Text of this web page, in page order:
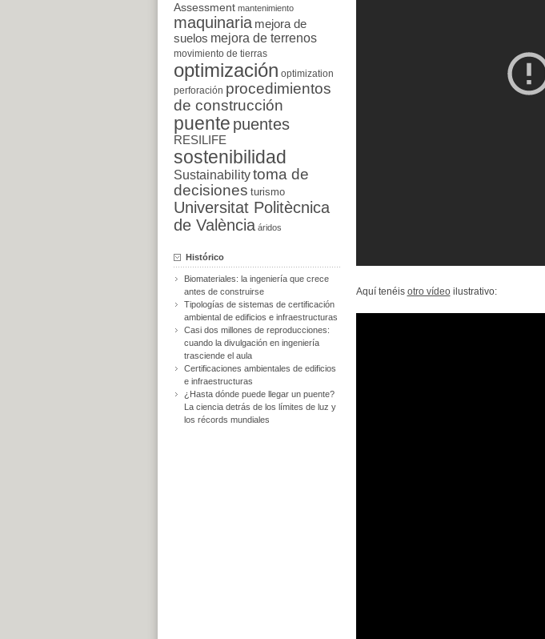
Aquí tenéis otro vídeoilustrativo:
Assessment mantenimiento
maquinaria mejora de
suelos mejora de terrenos
movimiento de tierras
optimización optimization
perforación procedimientos
de construcción
puente puentes
RESILIFE
sostenibilidad
Sustainabilitytoma de
decisiones turismo
Universitat Politècnica
de València áridos
Histórico
Biomateriales: la ingeniería que crece
antes de construirse
Tipologías de sistemas de certificación
ambiental de edificios e infraestructuras
Casi dos millones de reproducciones:
cuando la divulgación en ingeniería
trasciende el aula
Certificaciones ambientales de edificios
e infraestructuras
¿Hasta dónde puede llegar un puente?
La ciencia detrás de los límites de luz y
los récords mundiales